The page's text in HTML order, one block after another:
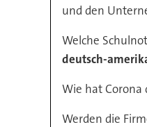
und den
Welche
deutsch-
Wie hat Corona
Werden die